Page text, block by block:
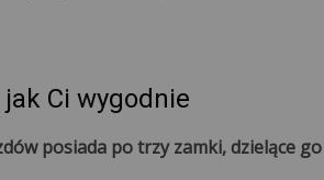
Ci wygodnie
posiada po trzy zamki, dzielące